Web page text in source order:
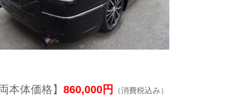
本体価格】 860,000円 （消費税込み）